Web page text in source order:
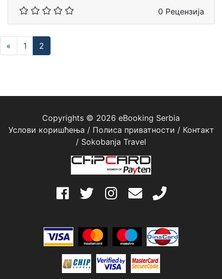
0 Рецензија
« 1 2
Copyrights © 2026 eBooking Serbia
Услови коришћења / Полиса приватности / Контакт
/ Sokobanja Travel